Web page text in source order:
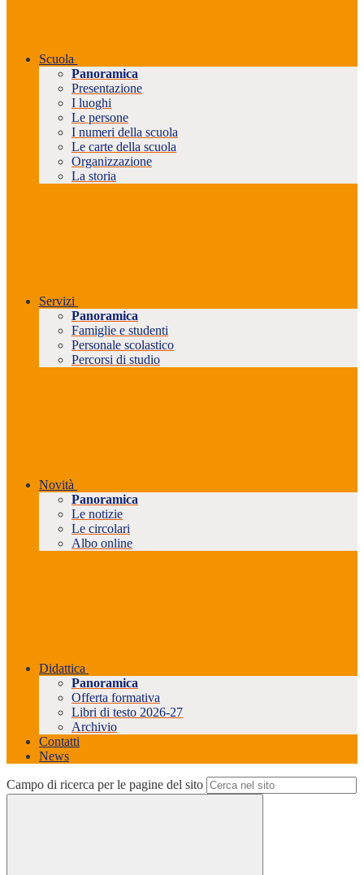
Scuola
Panoramica
Presentazione
I luoghi
Le persone
I numeri della scuola
Le carte della scuola
Organizzazione
La storia
Servizi
Panoramica
Famiglie e studenti
Personale scolastico
Percorsi di studio
Novità
Panoramica
Le notizie
Le circolari
Albo online
Didattica
Panoramica
Offerta formativa
Libri di testo 2026-27
Archivio
Contatti
News
Campo di ricerca per le pagine del sito